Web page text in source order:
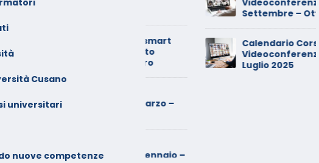
Cusano
universitari
nuove competenze
riconosciuto
Marzo –
Gennaio –
Videoconferenza
Settembre – Ottobre 2025
Calendario Corsi
Videoconferenza Giugno –
Luglio 2025